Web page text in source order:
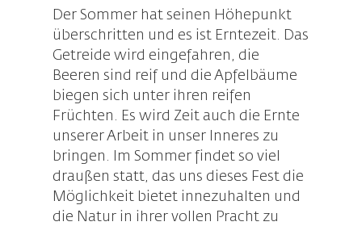
Der Sommer hat seinen Höhepunkt
überschritten und es ist Erntezeit. Das
Getreide wird eingefahren, die
Beeren sind reif und die Apfelbäume
biegen sich unter ihren reifen
Früchten. Es wird Zeit auch die Ernte
unserer Arbeit in unser Inneres zu
bringen. Im Sommer findet so viel
draußen statt, das uns dieses Fest die
Möglichkeit bietet innezuhalten und
die Natur in ihrer vollen Pracht zu